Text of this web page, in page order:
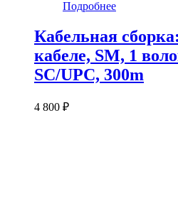
Подробнее
Кабельная
кабеле, SM, 1
SC/UPC, 300m
4 800 ₽